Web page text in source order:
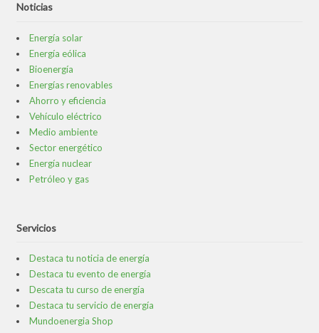
Noticias
Energía solar
Energía eólica
Bioenergía
Energías renovables
Ahorro y eficiencia
Vehículo eléctrico
Medio ambiente
Sector energético
Energía nuclear
Petróleo y gas
Servicios
Destaca tu noticia de energía
Destaca tu evento de energía
Descata tu curso de energía
Destaca tu servicio de energía
Mundoenergia Shop